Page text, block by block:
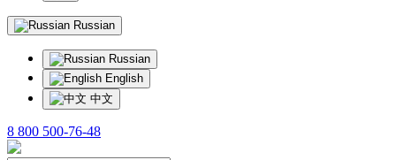
Russian
Russian
English
中文
8 800 500-76-48